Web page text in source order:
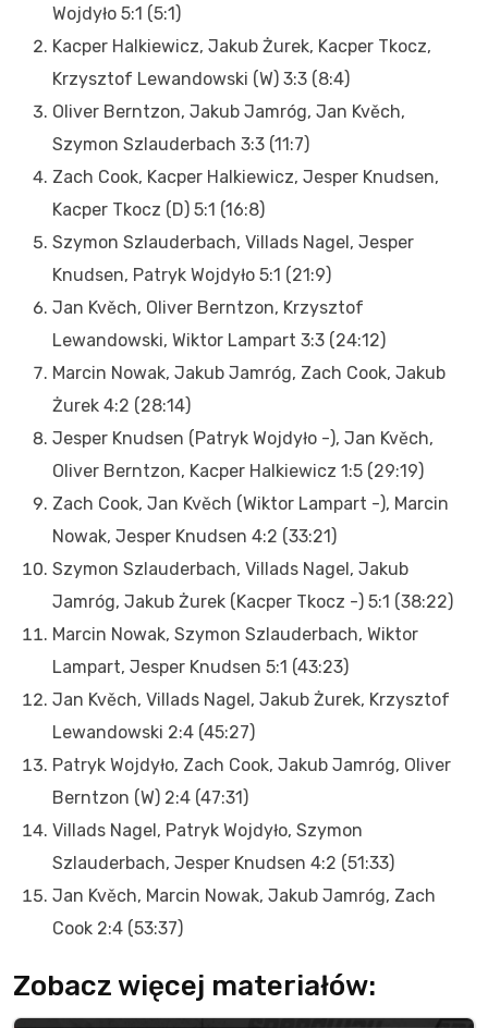
Wojdyło 5:1 (5:1)
Kacper Halkiewicz, Jakub Żurek, Kacper Tkocz,
Krzysztof Lewandowski (W) 3:3 (8:4)
Oliver Berntzon, Jakub Jamróg, Jan Kvěch,
Szymon Szlauderbach 3:3 (11:7)
Zach Cook, Kacper Halkiewicz, Jesper Knudsen,
Kacper Tkocz (D) 5:1 (16:8)
Szymon Szlauderbach, Villads Nagel, Jesper
Knudsen, Patryk Wojdyło 5:1 (21:9)
Jan Kvěch, Oliver Berntzon, Krzysztof
Lewandowski, Wiktor Lampart 3:3 (24:12)
Marcin Nowak, Jakub Jamróg, Zach Cook, Jakub
Żurek 4:2 (28:14)
Jesper Knudsen (Patryk Wojdyło -), Jan Kvěch,
Oliver Berntzon, Kacper Halkiewicz 1:5 (29:19)
Zach Cook, Jan Kvěch (Wiktor Lampart -), Marcin
Nowak, Jesper Knudsen 4:2 (33:21)
Szymon Szlauderbach, Villads Nagel, Jakub
Jamróg, Jakub Żurek (Kacper Tkocz -) 5:1 (38:22)
Marcin Nowak, Szymon Szlauderbach, Wiktor
Lampart, Jesper Knudsen 5:1 (43:23)
Jan Kvěch, Villads Nagel, Jakub Żurek, Krzysztof
Lewandowski 2:4 (45:27)
Patryk Wojdyło, Zach Cook, Jakub Jamróg, Oliver
Berntzon (W) 2:4 (47:31)
Villads Nagel, Patryk Wojdyło, Szymon
Szlauderbach, Jesper Knudsen 4:2 (51:33)
Jan Kvěch, Marcin Nowak, Jakub Jamróg, Zach
Cook 2:4 (53:37)
Zobacz więcej materiałów: